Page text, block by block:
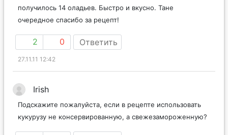
получилось 14 оладьев. Быстро и вкусно. Тане
очередное спасибо за рецепт!
2 0 Ответить
27.11.11 12:42
Irish
Подскажите пожалуйста, если в рецепте использовать
кукурузу не консервированную, а свежезамороженную?